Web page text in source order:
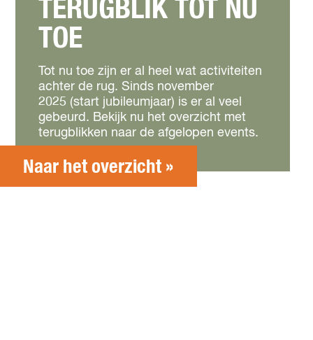
TERUGBLIK TOT NU
TOE
Tot nu toe zijn er al heel wat activiteiten
achter de rug. Sinds november
2025 (start jubileumjaar) is er al veel
gebeurd. Bekijk nu het overzicht met
terugblikken naar de afgelopen events.
Naar het overzicht »